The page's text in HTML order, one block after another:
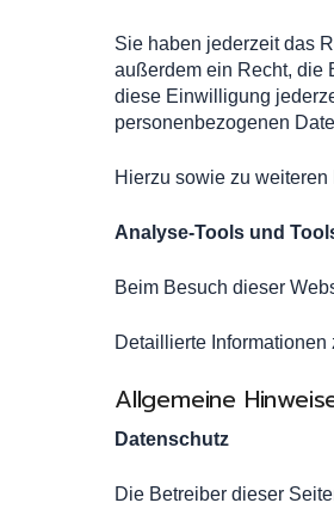
Sie haben jederzeit das
außerdem ein Recht, die
diese Einwilligung
personenbezogenen
Hierzu sowie zu
Analyse-Tools und
Beim Besuch dieser
Detaillierte
Allgemeine
Datenschutz
Die Betreiber dieser